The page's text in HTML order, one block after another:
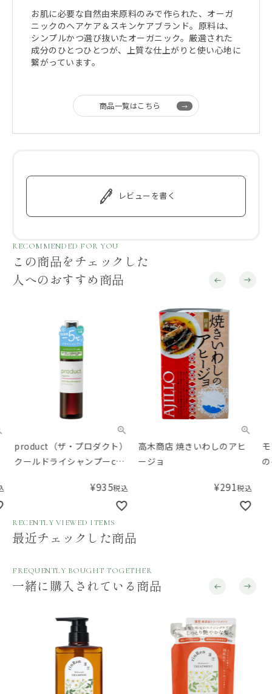
お肌に必要な自然由来原料のみで作られた、オーガ
ニックのヘアケア＆スキンケアブランド。原料は、
シンプルかつ選び抜いたオーガニック。厳選された
成分のひとつひとつが、上質な仕上がりと使い心地に
繋がっています。
商品一覧はこちら
レビューを書く
RECOMMENDED FOR YOU
この商品をチェックした
人へのおすすめ商品
product（ザ・プロダクト）
クールドライシャンプーcw
935税込
高木商店 焼きいわしのアヒ
ージョ
291税込
モ
の子
RECENTLY VIEWED ITEMS
最近チェックした商品
FREQUENTLY BOUGHT TOGETHER
一緒に購入されている商品